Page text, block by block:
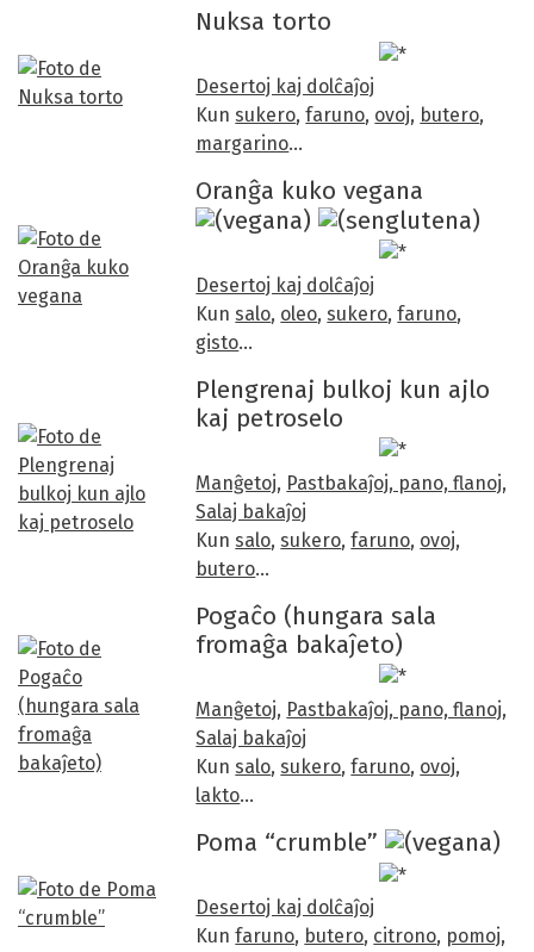
Nuksa torto
Desertoj kaj dolĉaĵoj
Kun sukero,faruno, ovoj, butero,
margarino…
Oranĝa kuko vegana
Desertoj kaj dolĉaĵoj
Kun salo, oleo, sukero,faruno,
gisto…
Plengrenaj bulkoj kun ajlo
kaj petroselo
Manĝetoj, Pastbakaĵoj, pano, flanoj,
Salaj bakaĵoj
Kun salo, sukero,faruno, ovoj,
butero…
Pogaĉo (hungara sala
fromaĝa bakaĵeto)
Manĝetoj, Pastbakaĵoj, pano, flanoj,
Salaj bakaĵoj
Kun salo, sukero,faruno, ovoj,
lakto…
Poma “crumble”
Desertoj kaj dolĉaĵoj
Kunfaruno, butero, citrono, pomoj,